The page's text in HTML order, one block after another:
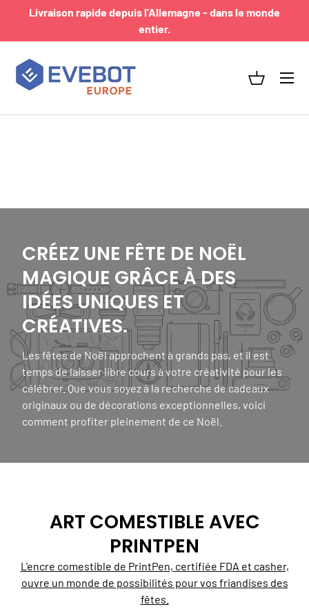
Livraison rapide depuis l'Allemagne - dans le monde
entier.
Panier
Menu
CRÉEZ UNE FÊTE DE NOËL
MAGIQUE GRÂCE À DES
IDÉES UNIQUES ET
CRÉATIVES.
Les fêtes de Noël approchent à grands pas, et il est
temps de laisser libre cours à votre créativité pour les
célébrer. Que vous soyez à la recherche de cadeaux
originaux ou de décorations exceptionnelles, voici
comment profiter pleinement de ce Noël.
ART COMESTIBLE AVEC
PRINTPEN
L'encre comestible de PrintPen, certifiée FDA et casher,
ouvre un monde de possibilités pour vos friandises des
fêtes.